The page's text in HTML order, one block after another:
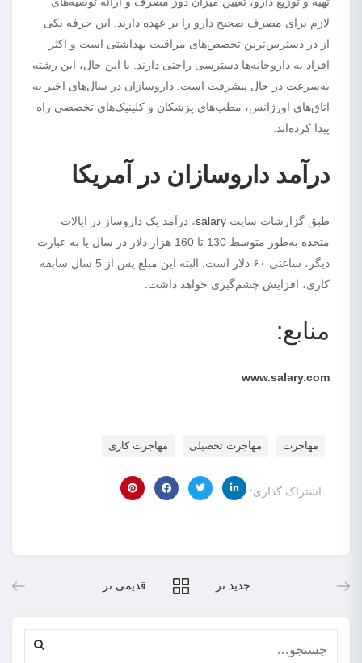
لازم برای مصرف صحیح دارو را بر عهده دارند. این حرفه یکی
از در دسترس‌ترین تخصص‌های مراقبت بهداشتی است و اکثر
افراد به داروخانه‌ها دسترسی راحتی دارند. با این حال، این رشته
به‌سرعت در حال پیشرفت است. داروسازان در سال‌های اخیر به
اتاق‌های اورژانس، مطب‌های پزشکان و کلینیک‌های تخصصی راه
پیدا کرده‌اند.
درآمد داروسازان در آمریکا
طبق گزارشات سایت salary، درآمد یک داروساز در ایالات
متحده به‌طور متوسط 130 تا 160 هزار دلار در سال یا به عبارت
دیگر، ساعتی ۶۰ دلار است. البته این مبلغ پس از 5 سال سابقه
کاری، افزایش چشم‌گیری خواهد داشت.
منابع:
www.salary.com
مهاجرت مهاجرت تحصیلی مهاجرت کاری
اشتراک گذاری:
جدید تر قدیمی تر